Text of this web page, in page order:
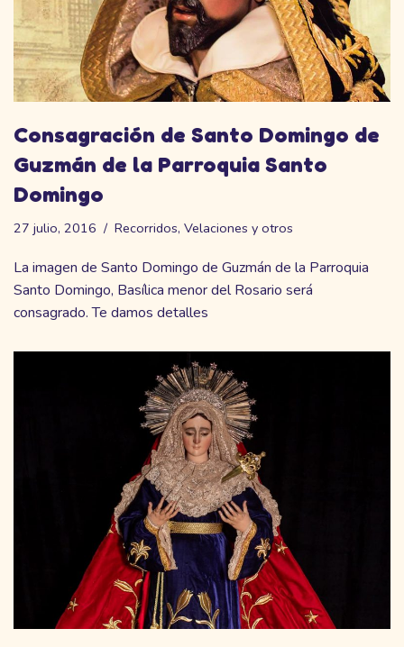
Consagración de Santo Domingo de
Guzmán de la Parroquia Santo
Domingo
27 julio, 2016 Recorridos, Velaciones y otros
La imagen de Santo Domingo de Guzmán de la Parroquia
Santo Domingo, Basílica menor del Rosario será
consagrado. Te damos detalles